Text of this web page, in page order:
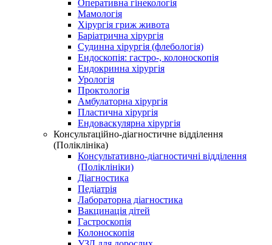
Оперативна гінекологія
Мамологія
Хірургія гриж живота
Баріатрична хірургія
Судинна хірургія (флебологія)
Ендоскопія: гастро-, колоноскопія
Ендокринна хірургія
Урологія
Проктологія
Амбулаторна хірургія
Пластична хірургія
Ендоваскулярна хірургія
Консультаційно-діагностичне відділення
(Поліклініка)
Консультативно-діагностичні відділення
(Поліклініки)
Діагностика
Педіатрія
Лабораторна діагностика
Вакцинація дітей
Гастроскопія
Колоноскопія